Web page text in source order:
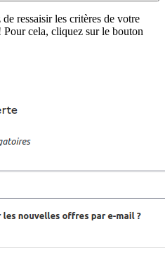
ressaisir les critères de votre
Pour cela, cliquez sur le bouton